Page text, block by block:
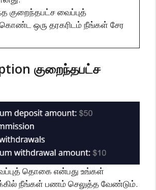
குறைந்தபட்ச வைப்புத்
ஒரு தரகரிடம் நீங்கள் சேர
குறைந்தபட்ச
தொகை என்பது உங்கள்
நீங்கள் பணம் செலுத்த வேண்டும்.